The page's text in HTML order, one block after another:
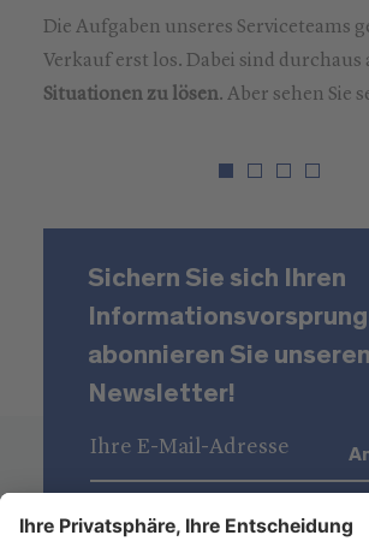
Die Aufgaben unseres Serviceteams
Verkauf erst los. Dabei sind durchaus
Situationen zu lösen. Aber sehen Sie
Sichern Sie sich Ihren
Informationsvorsprung
abonnieren Sie unseren
Newsletter!
Datenschutz (Info)